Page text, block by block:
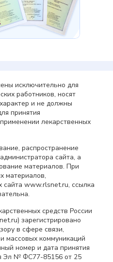
исключительно для
работников, носят
и не должны
принятия
лекарственных
распространение
сайта, а
материалов. При
материалов,
сайта www.rlsnet.ru, ссылка
средств России
зарегистрировано
в сфере связи,
массовых коммуникаций
номер и дата принятия
Эл № ФС77-85156 от 25